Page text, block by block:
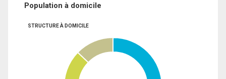
Population à domicile
STRUCTURE À DOMICILE